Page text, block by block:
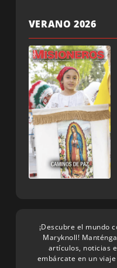
VERANO 2026
¡Descubre el mundo
Maryknoll!
artículos, noticias
embárcate en un